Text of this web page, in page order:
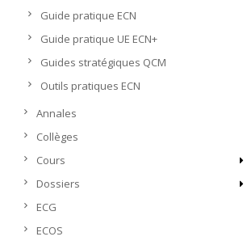
Guide pratique ECN
Guide pratique UE ECN+
Guides stratégiques QCM
Outils pratiques ECN
Annales
Collèges
Cours
Dossiers
ECG
ECOS